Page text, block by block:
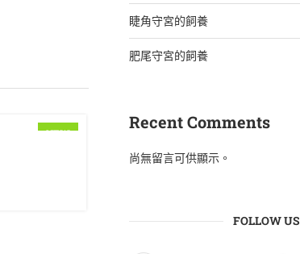
NEW NEW
睫角守宮的飼養
肥尾守宮的飼養
Recent Comments
尚無留言可供顯示。
FOLLOW US